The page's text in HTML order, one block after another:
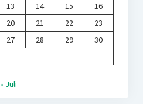
13 14 15
16
20 21 22
23
27 28 29
30
« Juli